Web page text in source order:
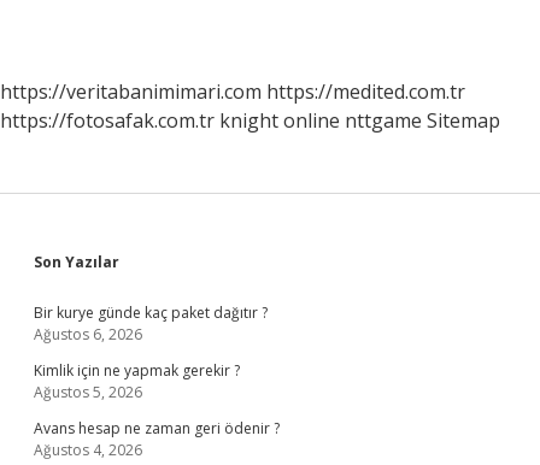
https://veritabanimimari.com https://medited.com.tr
https://fotosafak.com.tr knight online nttgame Sitemap
Sidebar
Son Yazılar
Bir kurye günde kaç paket dağıtır ?
Ağustos 6, 2026
Kimlik için ne yapmak gerekir ?
Ağustos 5, 2026
Avans hesap ne zaman geri ödenir ?
Ağustos 4, 2026